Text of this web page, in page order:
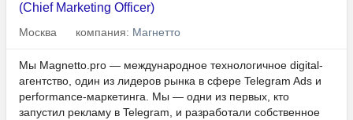
(Chief Marketing Officer)
Москва компания: Магнетто
Мы Magnetto.pro — международное технологичное digital-
агентство, один из лидеров рынка в сфере Telegram Ads и
performance-маркетинга. Мы — одни из первых, кто
запустил рекламу в Telegram, и разработали собственное